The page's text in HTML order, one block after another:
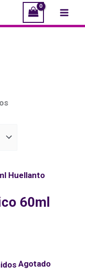
60ml
Agotado